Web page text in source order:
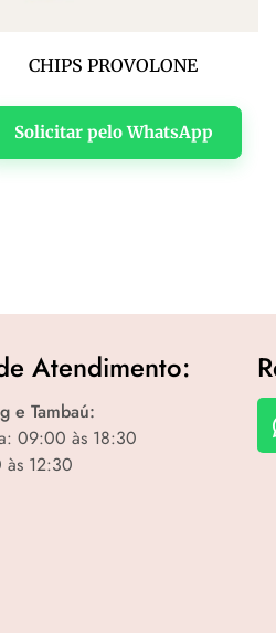
CHIPS PROVOLONE
Solicitar pelo WhatsApp
Atendimento:
e Tambaú:
09:00 às 18:30
12:30